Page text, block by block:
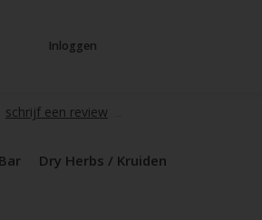
Inloggen
schrijf een review
Dry Herbs / Kruiden